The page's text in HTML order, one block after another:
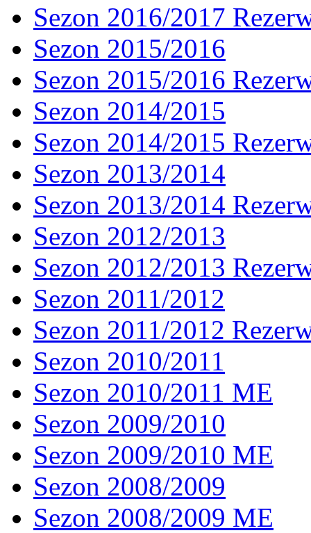
Sezon 2016/2017
Sezon 2015/2016
Sezon 2015/2016
Sezon 2014/2015
Sezon 2014/2015
Sezon 2013/2014
Sezon 2013/2014
Sezon 2012/2013
Sezon 2012/2013
Sezon 2011/2012
Sezon 2011/2012
Sezon 2010/2011
Sezon 2010/2011 ME
Sezon 2009/2010
Sezon 2009/2010 ME
Sezon 2008/2009
Sezon 2008/2009 ME